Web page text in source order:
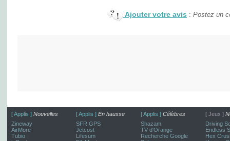
Ajouter votre avis : Postez un
[ Applis ] Nouvelles
Zineway
AirMore
Tubio
[ Applis ] En hausse
SFR GPS
Jetcost
Lifesum
[ Applis ] Célèbres
Shazam
TV d'Orange
Recherche Google
[ Jeux ]
Driving
Endless
Hex